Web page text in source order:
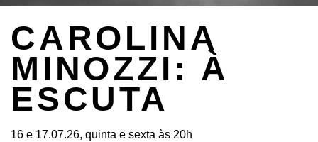
CAROLINA
MINOZZI: À
ESCUTA
16 e 17.07.26, quinta e sexta às 20h